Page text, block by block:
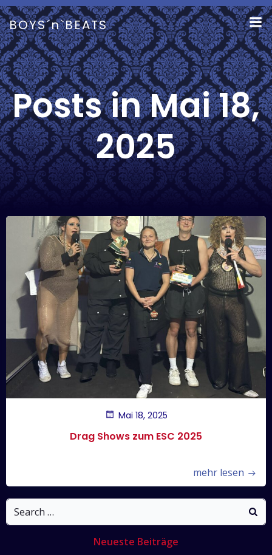
Zum
Inhalt
springen
BOYS´n`BEATS
Posts in Mai 18,
2025
Mai 18, 2025
Drag Shows zum ESC 2025
mehr lesen
Search
for:
Neueste Beiträge